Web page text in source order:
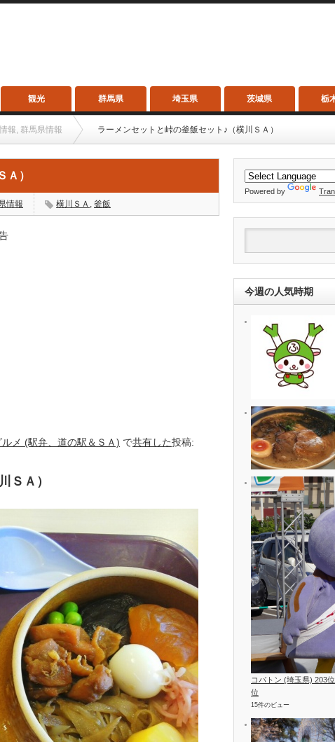
観光 群馬県 埼玉県 茨城県 栃
報, 群馬県情報 ラーメンセットと峠の釜飯セット♪（横川ＳＡ）
Ａ）
情報 横川ＳＡ , 釜飯
メ (駅弁、道の駅＆ＳＡ) で共有した投稿:
ＳＡ）
Powered by
今週の人気時期
コバトン (埼玉県) 203
位
15件のビュー